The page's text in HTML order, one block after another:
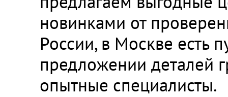
новинками от
России, в Москве есть
предложении деталей
опытные специалисты.